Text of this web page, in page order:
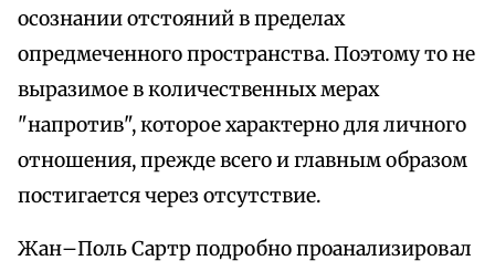
осознании отстояний в пределах
опредмеченного пространства. Поэтому то не
выразимое в количественных мерах
"напротив", которое характерно для личного
отношения, прежде всего и главным образом
постигается через отсутствие.
Жан–Поль Сартр подробно проанализировал